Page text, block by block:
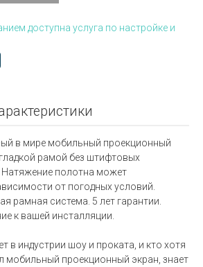
доступна услуга по настройке и
в мире мобильный проекционный
рамой без штифтовых
Натяжение полотна может
от погодных условий.
рамная система. 5 лет гарантии.
к вашей инсталляции.
в индустрии шоу и проката, и кто хотя
мобильный проекционный экран, знает